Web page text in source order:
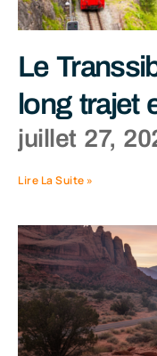
Le
long trajet
juillet 27,
Lire La Suite »